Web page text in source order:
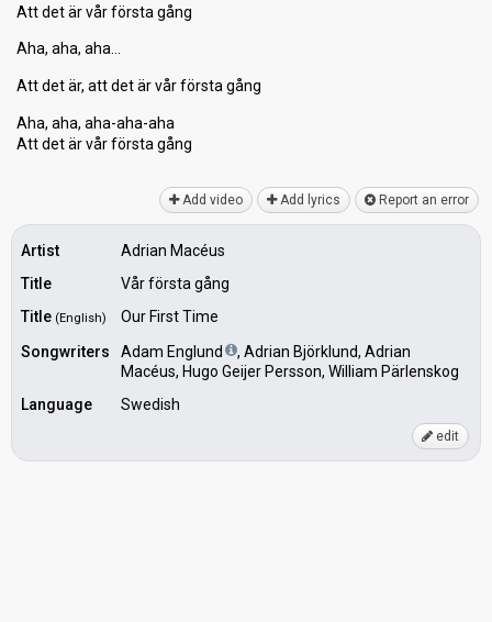
Att det är vår första gång
Aha, aha, aha…
Att det är, att det är vår första gång
Aha, aha, aha-aha-aha
Att det är vår förѕtа gång
Add video Add lyrics Report an error
Artist
Adrian Macéus
Title
Vår första gång
Title (English)
Our First Time
Songwriters
Adam Englund
, Adrian Björklund, Adrian
Macéus, Hugo Geijer Persson, William Pärlenskog
Language
Swedish
edit